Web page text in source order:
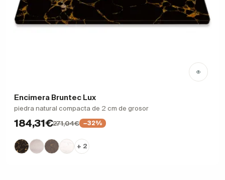
Encimera Bruntec Lux
piedra natural compacta de 2 cm de grosor
184,31€271,04€ −32%
+ 2